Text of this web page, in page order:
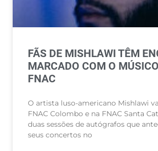
FÃS DE MISHLAWI TÊM
MARCADO COM O
FNAC
O artista luso-americano Mishlawi
FNAC Colombo e na FNAC Santa
duas sessões de autógrafos que
seus concertos no